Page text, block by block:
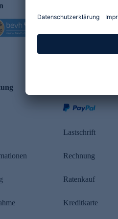
Lastschrift
Rechnung
Ratenkauf
Kreditkarte